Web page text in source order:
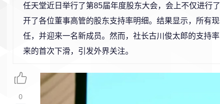
任天堂近日举行了第85届年度股东大会，会上不仅进行
开了各位董事高管的股东支持率明细。结果显示，所有
任，并迎来一名新成员。然而，社长古川俊太郎的支持
来的首次下滑，引发外界关注。
0